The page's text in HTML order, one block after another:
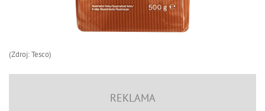
(Zdroj: Tesco)